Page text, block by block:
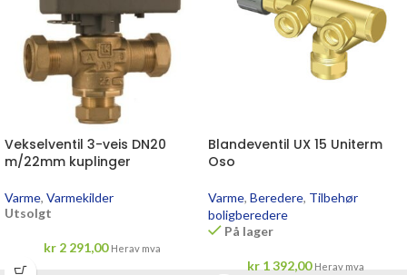
Vekselventil 3-veis DN20
m/22mm kuplinger
Varme, Varmekilder
Utsolgt
kr2 291,00 Herav mva
Blandeventil UX 15 Uniterm
Oso
Varme, Beredere, Tilbehør
boligberedere
På lager
kr1 392,00 Herav mva